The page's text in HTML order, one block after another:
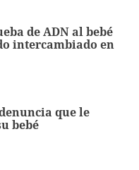
de ADN al bebé
intercambiado en
que le
bebé